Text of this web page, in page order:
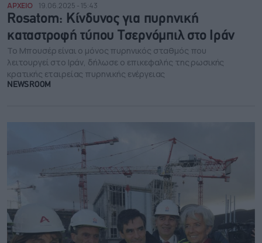
ΑΡΧΕΙΟ 19.06.2025 - 15:43
Rosatom: Κίνδυνος για πυρηνική
καταστροφή τύπου Τσερνόμπιλ στο Ιράν
Το Μπουσέρ είναι ο μόνος πυρηνικός σταθμός που
λειτουργεί στο Ιράν, δήλωσε ο επικεφαλής της ρωσικής
κρατικής εταιρείας πυρηνικής ενέργειας
NEWSROOM